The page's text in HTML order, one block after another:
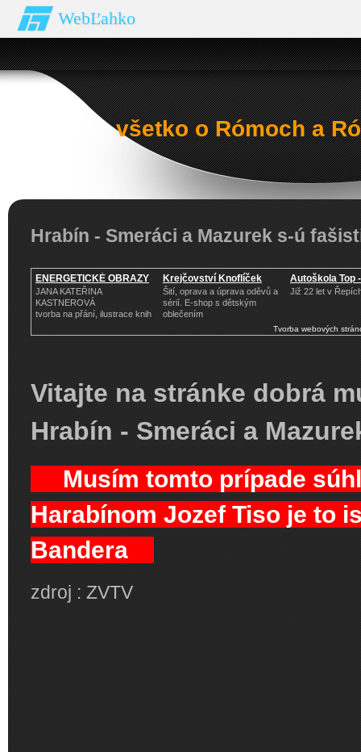
WebĽahko
všetko o Rómoch a
Hrabín - Smeráci a Mazurek s-ú
ENERGETICKÉ OBRAZY
JANA KATEŘINA
KASTNEROVÁ
tvorba na přání, ilustrace knih
Krejčovství Knoflíček
Šití, oprava a úprava oděvů a
sérií. E-shop s dětským
oblečením
Autoškola Top
Již 22 let v
Tvorba webových
Vitajte na stránke dobrá
Hrabín - Smeráci a
Musím tomto prípade
Harabínom Jozef Tiso je to
Bandera
zdroj : ZVTV